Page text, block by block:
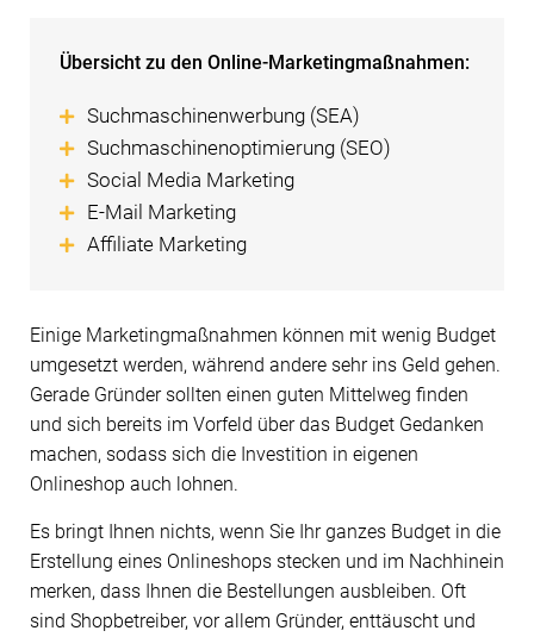
Übersicht zu den Online-Marketingmaßnahmen:
Suchmaschinenwerbung (SEA)
Suchmaschinenoptimierung (SEO)
Social Media Marketing
E-Mail Marketing
Affiliate Marketing
Einige Marketingmaßnahmen können mit wenig Budget
umgesetzt werden, während andere sehr ins Geld gehen.
Gerade Gründer sollten einen guten Mittelweg finden
und sich bereits im Vorfeld über das Budget Gedanken
machen, sodass sich die Investition in eigenen
Onlineshop auch lohnen.
Es bringt Ihnen nichts, wenn Sie Ihr ganzes Budget in die
Erstellung eines Onlineshops stecken und im Nachhinein
merken, dass Ihnen die Bestellungen ausbleiben. Oft
sind Shopbetreiber, vor allem Gründer, enttäuscht und